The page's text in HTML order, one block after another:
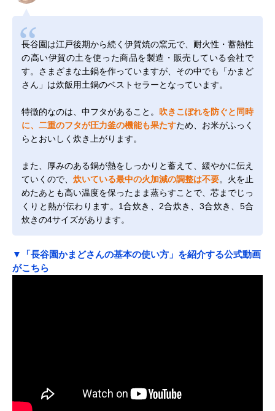
長谷園は江戸後期から続く伊賀焼の窯元で、耐火性・蓄熱性
の高い伊賀の土を使った商品を製造・販売している会社で
す。さまざまな土鍋を作っていますが、その中でも「かまど
さん」は炊飯用土鍋のベストセラーとなっています。
特徴的なのは、中フタがあること。 吹きこぼれを防ぐと同時
に、二重のフタが圧力釜の機能も果たすため、お米がふっく
らとおいしく炊き上がります。
また、厚みのある鍋が熱をしっかりと蓄えて、緩やかに伝え
ていくので、 炊いている最中の火加減の調整は不要。火を止
めたあとも高い温度を保ったまま蒸らすことで、芯までじっ
くりと熱が伝わります。1合炊き、2合炊き、3合炊き、5合
炊きの4サイズがあります。
▼「長谷園かまどさんの基本の使い方」を紹介する公式動画
がこちら